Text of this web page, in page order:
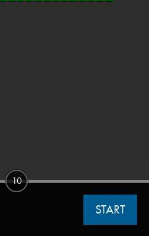
START
10